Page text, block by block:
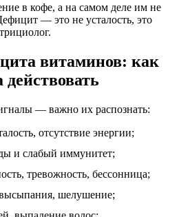
в кофе, а на самом деле им не
— это не усталость, это
витаминов: как
— важно их распознать:
отсутствие энергии;
и слабый иммунитет;
тревожность, бессонница;
шелушение;